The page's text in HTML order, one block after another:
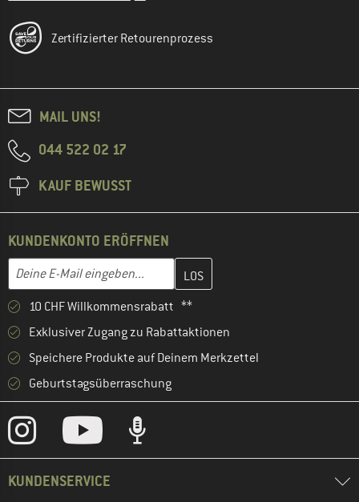
Zertifizierter Retourenprozess
MAIL UNS!
044 522 02 17
KAUF BEWUSST
KUNDENKONTO ERÖFFNEN
E-Mail-Adresse
Gib hier deine E-Mail-Adresse ein und erstelle im nächsten
10 CHF Willkommensrabatt **
Exklusiver Zugang zu Rabattaktionen
Speichere Produkte auf Deinem Merkzettel
Geburtstagsüberraschung
KUNDENSERVICE